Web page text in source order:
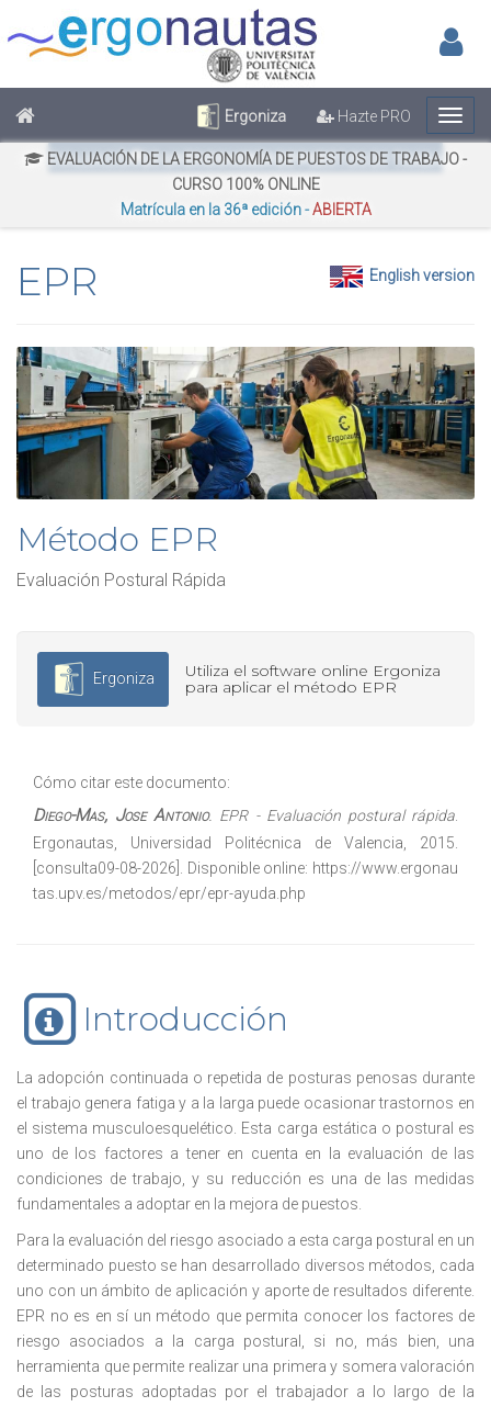
Ergoniza Hazte PRO
EVALUACIÓN DE LA ERGONOMÍA DE PUESTOS DE TRABAJO -
CURSO 100% ONLINE
Matrícula en la 36ª edición -ABIERTA
¿Quieres citar este documento?
EPR English version
Método EPR
Evaluación Postural Rápida
Ergoniza
Utiliza el software online Ergoniza
para aplicar el método EPR
Cómo citar este documento:
Diego-Mas, Jose Antonio. EPR - Evaluación postural rápida.
Ergonautas, Universidad Politécnica de Valencia, 2015.
[consulta09-08-2026]. Disponible online: https://www.ergonau
tas.upv.es/metodos/epr/epr-ayuda.php
Introducción
La adopción continuada o repetida de posturas penosas durante
el trabajo genera fatiga y a la larga puede ocasionar trastornos en
el sistema musculoesquelético. Esta carga estática o postural es
uno de los factores a tener en cuenta en la evaluación de las
condiciones de trabajo, y su reducción es una de las medidas
fundamentales a adoptar en la mejora de puestos.
Para la evaluación del riesgo asociado a esta carga postural en un
determinado puesto se han desarrollado diversos métodos, cada
uno con un ámbito de aplicación y aporte de resultados diferente.
EPR no es en sí un método que permita conocer los factores de
riesgo asociados a la carga postural, si no, más bien, una
herramienta que permite realizar una primera y somera valoración
de las posturas adoptadas por el trabajador a lo largo de la